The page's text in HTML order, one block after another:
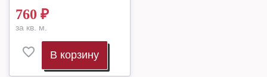
760 ₽
за кв. м.
В корзину